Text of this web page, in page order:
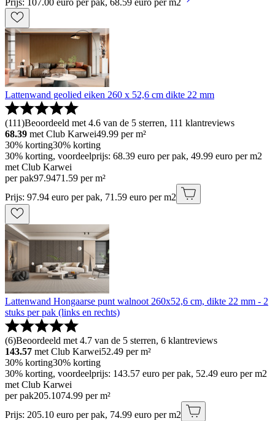
Prijs: 107.00 euro per pak, 68.59 euro per m2
Lattenwand geolied eiken 260 x 52,6 cm dikte 22 mm
(111)Beoordeeld met 4.6 van de 5 sterren, 111 klantreviews
68.39 met Club Karwei49.99 per m²
30% korting30% korting
30% korting, voordeelprijs: 68.39 euro per pak, 49.99 euro per m2
met Club Karwei
per pak97.9471.59 per m²
Prijs: 97.94 euro per pak, 71.59 euro per m2
Lattenwand Hongaarse punt walnoot 260x52,6 cm, dikte 22 mm - 2
stuks per pak (links en rechts)
(6)Beoordeeld met 4.7 van de 5 sterren, 6 klantreviews
143.57 met Club Karwei52.49 per m²
30% korting30% korting
30% korting, voordeelprijs: 143.57 euro per pak, 52.49 euro per m2
met Club Karwei
per pak205.1074.99 per m²
Prijs: 205.10 euro per pak, 74.99 euro per m2